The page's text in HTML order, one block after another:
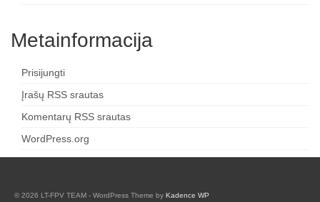
Metainformacija
Prisijungti
Įrašų RSS srautas
Komentarų RSS srautas
WordPress.org
© 2026 LT-FPV TEAM - WordPress Theme by Kadence WP